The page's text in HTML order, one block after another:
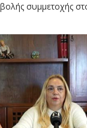
συμμετοχής